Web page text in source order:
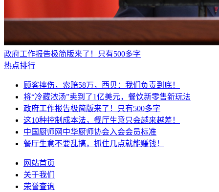
政府工作报告极简版来了！只有500多字
热点排行
顾客摔伤，索赔58万，西贝：我们负责到底！
将“冷藏浓汤”卖到了1亿美元，餐饮新零售新玩法
政府工作报告极简版来了！只有500多字
这10种控制成本法，餐厅生意只会越来越差！
中国厨师网中华厨师协会入会会员标准
餐厅生意不要乱搞，抓住几点就能赚钱！
网站首页
关于我们
荣誉查询